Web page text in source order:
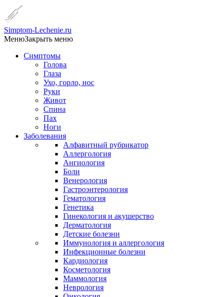
Simptom-Lechenie.ru
МенюЗакрыть меню
Симптомы
Голова
Глаза
Ухо, горло, нос
Руки
Живот
Спина
Пах
Ноги
Заболевания
Алфавитный рубрикатор
Аллергология
Ангиология
Боли
Венерология
Гастроэнтерология
Гематология
Генетика
Гинекология и акушерство
Дерматология
Детские болезни
Иммунология и аллергология
Инфекционные болезни
Кардиология
Косметология
Маммология
Неврология